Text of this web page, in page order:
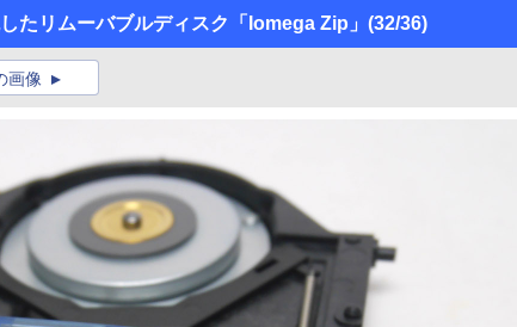
たリムーバブルディスク「Iomega Zip」 (32/36)
画像